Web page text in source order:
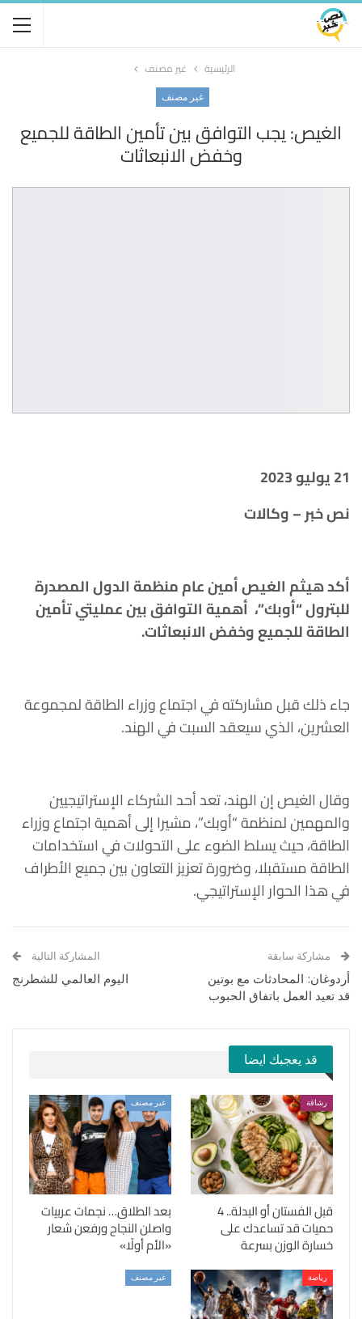
الرئيسية غير مصنف
غير مصنف
الغيص: يجب التوافق بين تأمين الطاقة للجميع
وخفض الانبعاثات
21 يوليو 2023
نص خبر – وكالات
أكد هيثم الغيص أمين عام منظمة الدول المصدرة
للبترول “أوبك”، أهمية التوافق بين عمليتي تأمين
الطاقة للجميع وخفض الانبعاثات.
جاء ذلك قبل مشاركته في اجتماع وزراء الطاقة لمجموعة
العشرين، الذي سيعقد السبت في الهند.
وقال الغيص إن الهند، تعد أحد الشركاء الإستراتيجيين
والمهمين لمنظمة “أوبك”، مشيرا إلى أهمية اجتماع وزراء
الطاقة، حيث يسلط الضوء على التحولات في استخدامات
الطاقة مستقبلا، وضرورة تعزيز التعاون بين جميع الأطراف
في هذا الحوار الإستراتيجي.
مشاركة سابقة
أردوغان: المحادثات مع بوتين
قد تعيد العمل باتفاق الحبوب
المشاركة التالية
اليوم العالمي للشطرنج
قد يعجبك ايضا
رشاقة
قبل الفستان أو البدلة.. 4
حميات قد تساعدك على
خسارة الوزن بسرعة
غير مصنف
بعد الطلاق… نجمات عربيات
واصلن النجاح ورفعن شعار
«الأم أولًا»
رياضة غير مصنف